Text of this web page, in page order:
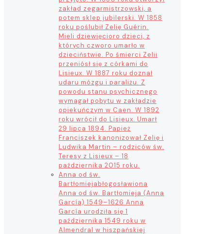
zakład zegarmistrzowski, a
potem sklep jubilerski. W 1858
roku poślubił Zelię Guérin.
Mieli dziewięcioro dzieci, z
których czworo umarło w
dzieciństwie. Po śmierci Zelii
przeniósł się z córkami do
Lisieux. W 1887 roku doznał
udaru mózgu i paraliżu. Z
powodu stanu psychicznego
wymagał pobytu w zakładzie
opiekuńczym w Caen. W 1892
roku wrócił do Lisieux. Umarł
29 lipca 1894. Papież
Franciszek kanonizował Zelię i
Ludwika Martin – rodziców św.
Teresy z Lisieux – 18
października 2015 roku.
Anna od św.
Bartłomiejabłogosławiona
Anna od św. Bartłomieja (Anna
García) 1549–1626 Anna
García urodziła się 1
października 1549 roku w
Almendral w hiszpańskiej